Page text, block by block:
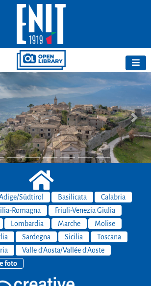
Next
Südtirol Basilicata
Calabria
Romagna
Friuli-Venezia Giulia
Lombardia Marche
Molise
Sardegna Sicilia
Toscana
Valle d'Aosta/Vallée d'Aoste
foto